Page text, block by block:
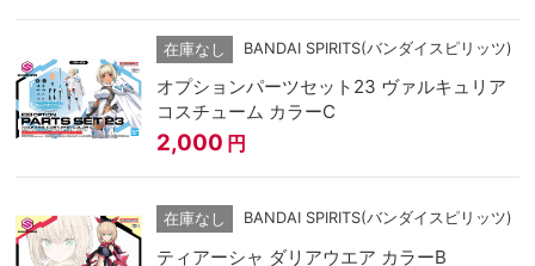
在庫なし BANDAI SPIRITS(バンダイスピリッツ)
オプションパーツセット23 ヴァルキュリア
コスチューム カラーC
2,000 円
在庫なし BANDAI SPIRITS(バンダイスピリッツ)
ティアーシャ ダリアウエア カラーB